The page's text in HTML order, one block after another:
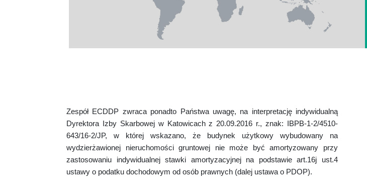
Zespół ECDDP zwraca ponadto Państwa uwagę, na interpretację indywidualną
Dyrektora Izby Skarbowej w Katowicach z 20.09.2016 r., znak: IBPB-1-2/4510-
643/16-2/JP, w której wskazano, że budynek użytkowy wybudowany na
wydzierżawionej nieruchomości gruntowej nie może być amortyzowany przy
zastosowaniu indywidualnej stawki amortyzacyjnej na podstawie art.16j ust.4
ustawy o podatku dochodowym od osób prawnych (dalej ustawa o PDOP).